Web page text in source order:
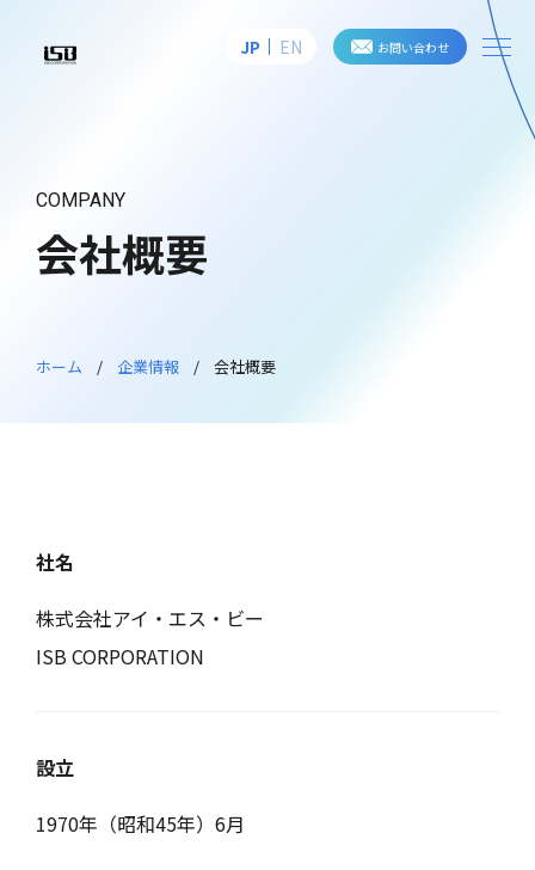
株式会社アイ・エス・ビー
JP EN お問い合わせ
会社概要
COMPANY
ホーム 企業情報 会社概要
社名
株式会社アイ・エス・ビー
ISB CORPORATION
設立
1970年（昭和45年）6月